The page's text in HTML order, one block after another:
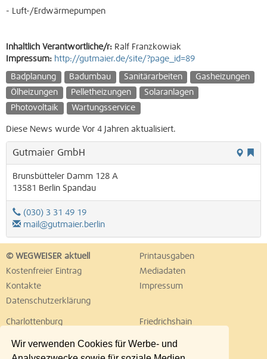
Wir verwenden Cookies für Werbe- und
- Luft-/Erdwärmepumpen
Inhaltlich Verantwortliche/r: Ralf Franzkowiak
Impressum: http://gutmaier.de/site/?page_id=89
Badplanung Badumbau Sanitärarbeiten
Gasheizungen
Ölheizungen
Pelletheizungen
Solaranlagen
Photovoltaik
Wartungsservice
Diese News wurde Vor 4 Jahren aktualisiert.
Gutmaier GmbH
Brunsbütteler Damm 128 A
13581 Berlin Spandau
(030) 3 31 49 19
mail@gutmaier.berlin
© WEGWEISER aktuell
Printausgaben
Kostenfreier Eintrag
Mediadaten
Kontakte
Impressum
Datenschutzerklärung
Charlottenburg
Friedrichshain